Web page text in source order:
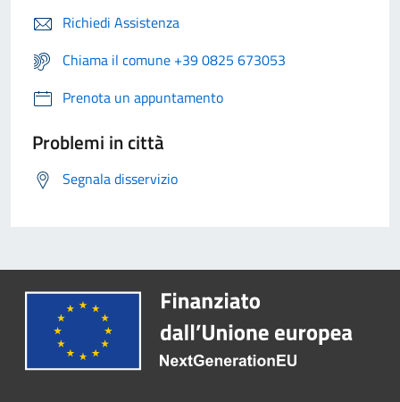
Richiedi Assistenza
Chiama il comune +39 0825 673053
Prenota un appuntamento
Problemi in città
Segnala disservizio